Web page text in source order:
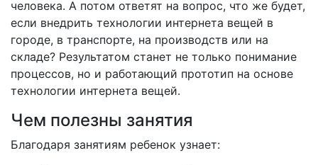
человека. А потом ответят на вопрос, что же будет,
если внедрить технологии интернета вещей в
городе, в транспорте, на производств или на
складе? Результатом станет не только понимание
процессов, но и работающий прототип на основе
технологии интернета вещей.
Чем полезны занятия
Благодаря занятиям ребенок узнает: